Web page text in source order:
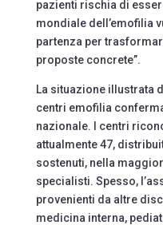
pazienti rischia di
mondiale dell’emofilia
partenza per
proposte concrete”.
La situazione illustrata
centri emofilia
nazionale. I centri
attualmente 47,
sostenuti, nella
specialisti. Spesso,
provenienti da altre
medicina interna,